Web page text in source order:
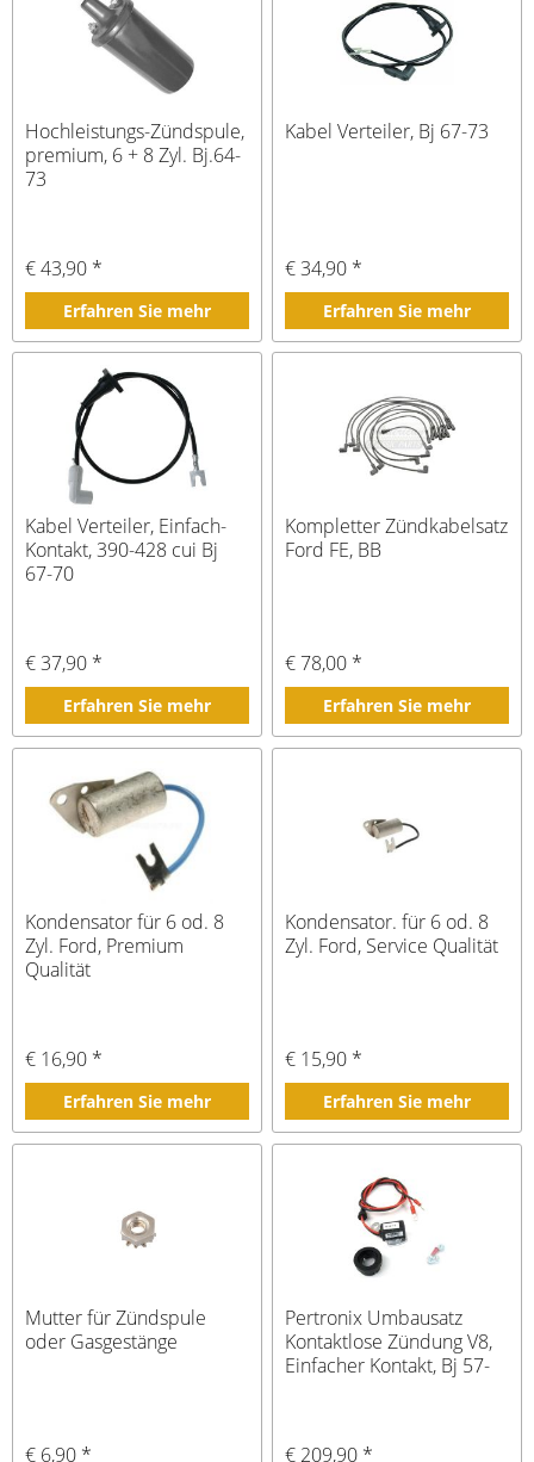
Hochleistungs-Zündspule,
premium, 6 + 8 Zyl. Bj.64-
73
€ 43,90 *
Erfahren Sie mehr
Kabel Verteiler, Bj 67-73
€ 34,90 *
Erfahren Sie mehr
Kabel Verteiler, Einfach-
Kontakt, 390-428 cui Bj
67-70
€ 37,90 *
Erfahren Sie mehr
Kompletter Zündkabelsatz
Ford FE, BB
€ 78,00 *
Erfahren Sie mehr
Kondensator für 6 od. 8
Zyl. Ford, Premium
Qualität
€ 16,90 *
Erfahren Sie mehr
Kondensator. für 6 od. 8
Zyl. Ford, Service Qualität
€ 15,90 *
Erfahren Sie mehr
Mutter für Zündspule
oder Gasgestänge
€ 6,90 *
Pertronix Umbausatz
Kontaktlose Zündung V8,
Einfacher Kontakt, Bj 57-
€ 209,90 *